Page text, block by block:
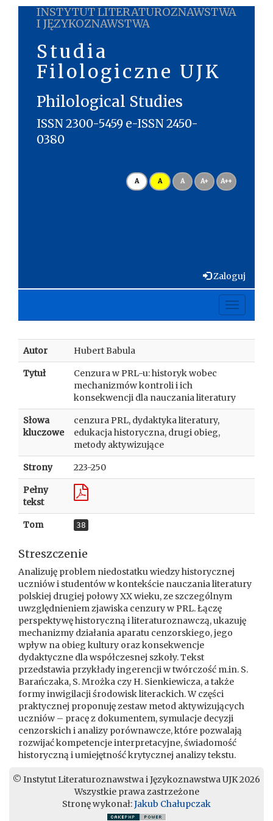
INSTYTUT LITERATUROZNAWSTWA
I JĘZYKOZNAWSTWA
Studia
Filologiczne UJK
Philological Studies
ISSN 2300-5459 e-ISSN 2450-
0380
A A A A+ A++
Zaloguj
Toggle
Autor Hubert Babula
Tytuł
Cenzura w PRL-u: historyk wobec
mechanizmów kontroli i ich
konsekwencji dla nauczania literatury
Słowa
kluczowe
cenzura PRL, dydaktyka literatury,
edukacja historyczna, drugi obieg,
metody aktywizujące
Strony 223-250
Pełny
tekst
Tom 38
Streszczenie
Analizuję problem niedostatku wiedzy historycznej
uczniów i studentów w kontekście nauczania literatury
polskiej drugiej połowy XX wieku, ze szczególnym
uwzględnieniem zjawiska cenzury w PRL. Łączę
perspektywę historyczną i literaturoznawczą, ukazuję
mechanizmy działania aparatu cenzorskiego, jego
wpływ na obieg kultury oraz konsekwencje
dydaktyczne dla współczesnej szkoły. Tekst
przedstawia przykłady ingerencji w twórczość m.in. S.
Barańczaka, S. Mrożka czy H. Sienkiewicza, a także
formy inwigilacji środowisk literackich. W części
praktycznej proponuję zestaw metod aktywizujących
uczniów – pracę z dokumentem, symulacje decyzji
cenzorskich i analizy porównawcze, które pozwalają
rozwijać kompetencje interpretacyjne, świadomość
historyczną i umiejętność krytycznej analizy tekstu.
© Instytut Literaturoznawstwa i Językoznawstwa UJK 2026
Wszystkie prawa zastrzeżone
Stronę wykonał:Jakub Chałupczak